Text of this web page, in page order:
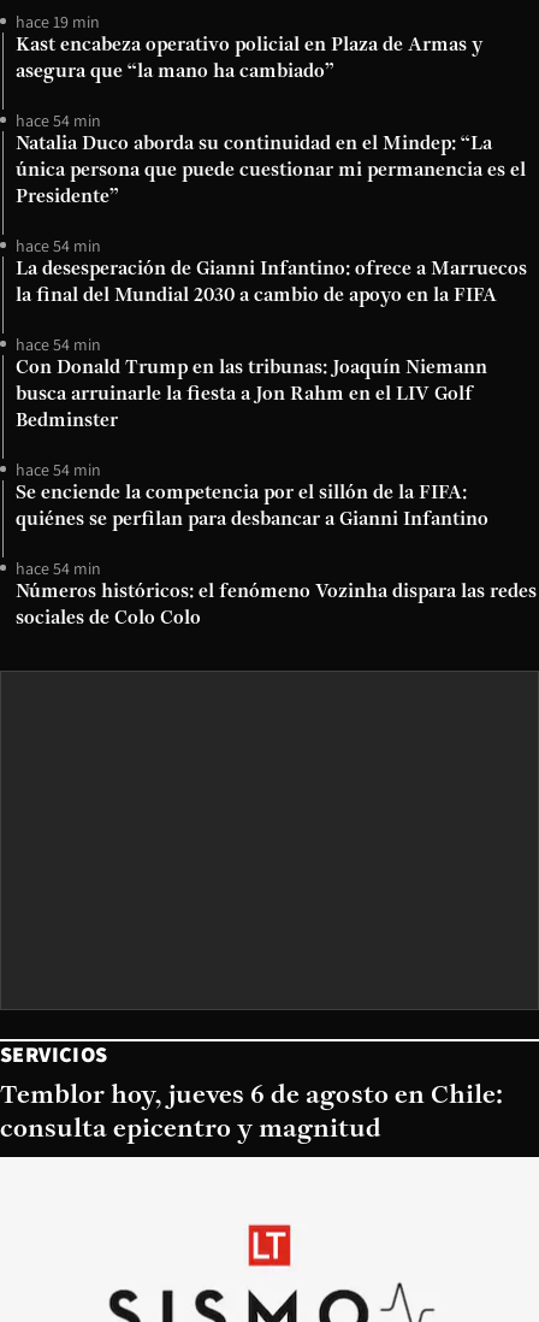
hace 19 min
Kast encabeza operativo policial en Plaza de Armas y
asegura que “la mano ha cambiado”
hace 54 min
Natalia Duco aborda su continuidad en el Mindep: “La
única persona que puede cuestionar mi permanencia es el
Presidente”
hace 54 min
La desesperación de Gianni Infantino: ofrece a Marruecos
la final del Mundial 2030 a cambio de apoyo en la FIFA
hace 54 min
Con Donald Trump en las tribunas: Joaquín Niemann
busca arruinarle la fiesta a Jon Rahm en el LIV Golf
Bedminster
hace 54 min
Se enciende la competencia por el sillón de la FIFA:
quiénes se perfilan para desbancar a Gianni Infantino
hace 54 min
Números históricos: el fenómeno Vozinha dispara las redes
sociales de Colo Colo
SERVICIOS
Temblor hoy, jueves 6 de agosto en Chile:
consulta epicentro y magnitud